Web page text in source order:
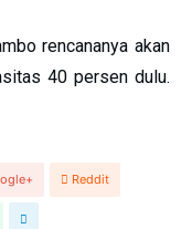
rencananya akan
40 persen dulu.
Reddit